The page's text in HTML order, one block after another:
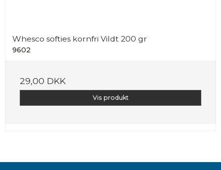
Whesco softies kornfri Vildt 200 gr
9602
29,00 DKK
Vis produkt